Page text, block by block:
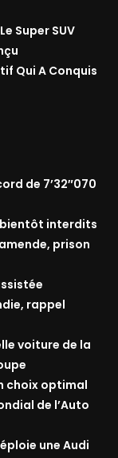
Super SUV
Qui A Conquis
de 7’32″070
bientôt interdits
prison
rappel
voiture de la
choix optimal
de l’Auto
une Audi